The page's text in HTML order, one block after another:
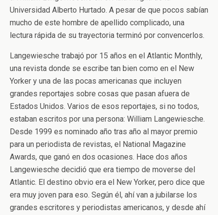
Universidad Alberto Hurtado. A pesar de que pocos sabían
mucho de este hombre de apellido complicado, una
lectura rápida de su trayectoria terminó por convencerlos.
Langewiesche trabajó por 15 años en el Atlantic Monthly,
una revista donde se escribe tan bien como en el New
Yorker y una de las pocas americanas que incluyen
grandes reportajes sobre cosas que pasan afuera de
Estados Unidos. Varios de esos reportajes, si no todos,
estaban escritos por una persona: William Langewiesche.
Desde 1999 es nominado año tras año al mayor premio
para un periodista de revistas, el National Magazine
Awards, que ganó en dos ocasiones. Hace dos años
Langewiesche decidió que era tiempo de moverse del
Atlantic. El destino obvio era el New Yorker, pero dice que
era muy joven para eso. Según él, ahí van a jubilarse los
grandes escritores y periodistas americanos, y desde ahí